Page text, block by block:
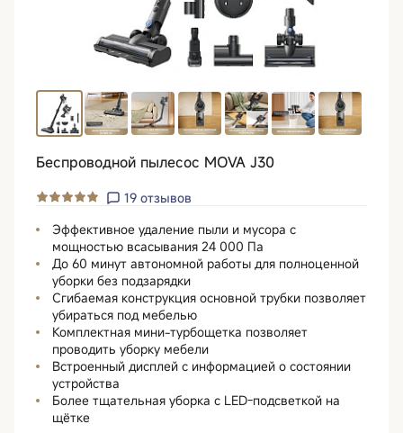
Беспроводной пылесос MOVA J30
19 отзывов
Эффективное удаление пыли и мусора с
мощностью всасывания 24 000 Па
До 60 минут автономной работы для полноценной
уборки без подзарядки
Сгибаемая конструкция основной трубки позволяет
убираться под мебелью
Комплектная мини-турбощетка позволяет
проводить уборку мебели
Встроенный дисплей с информацией о состоянии
устройства
Более тщательная уборка с LED-подсветкой на
щётке